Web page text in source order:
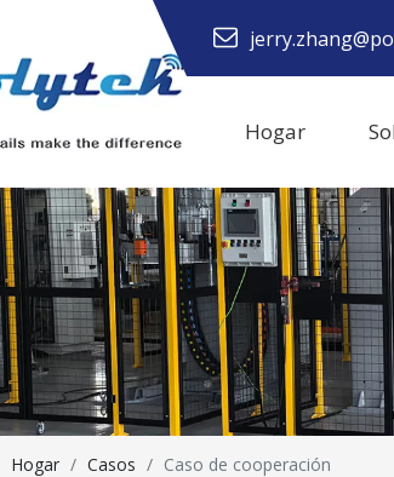
Hogar
Hogar / Casos / Caso de cooperación